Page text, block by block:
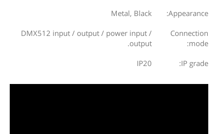
Appearance:
Metal, Black
Connection
mode:
DMX512 input / output / power input /
output.
IP grade:
IP20